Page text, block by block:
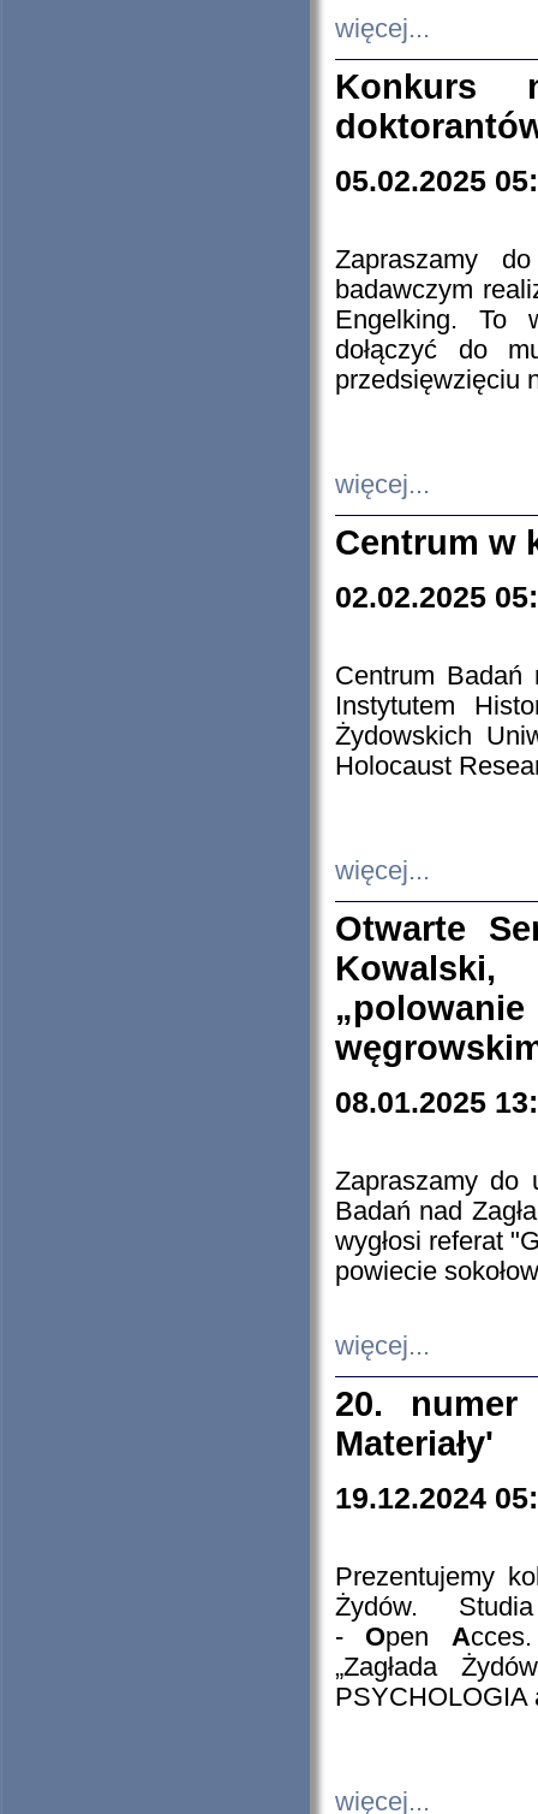
więcej...
Konkurs
05.02.2025
Zapraszamy
badawczym
Engelking. To
dołączyć do
przedsięwzięciu
więcej...
Centrum w
02.02.2025
Centrum Badań
Instytutem
Żydowskich
Holocaust
więcej...
Otwarte
08.01.2025
Zapraszamy do
Badań nad
wygłosi referat
powiecie
więcej...
20. numer
Materiały'
19.12.2024
Prezentujemy
Żydów.
- Open A
„Zagłada
PSYCHOLOGIA
więcej...